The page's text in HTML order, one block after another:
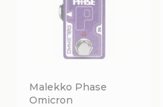
Malekko Phase
Omicron